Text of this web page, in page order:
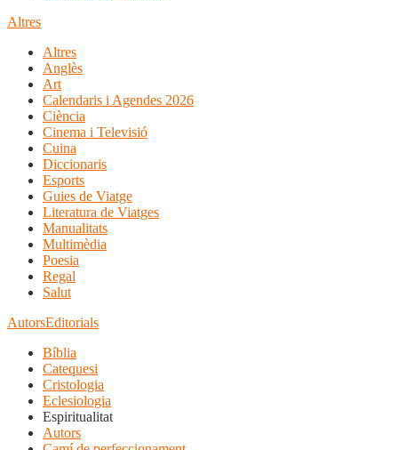
Altres
Altres
Anglès
Art
Calendaris i Agendes 2026
Ciència
Cinema i Televisió
Cuina
Diccionaris
Esports
Guies de Viatge
Literatura de Viatges
Manualitats
Multimèdia
Poesia
Regal
Salut
AutorsEditorials
Bíblia
Catequesi
Cristologia
Eclesiologia
Espiritualitat
Autors